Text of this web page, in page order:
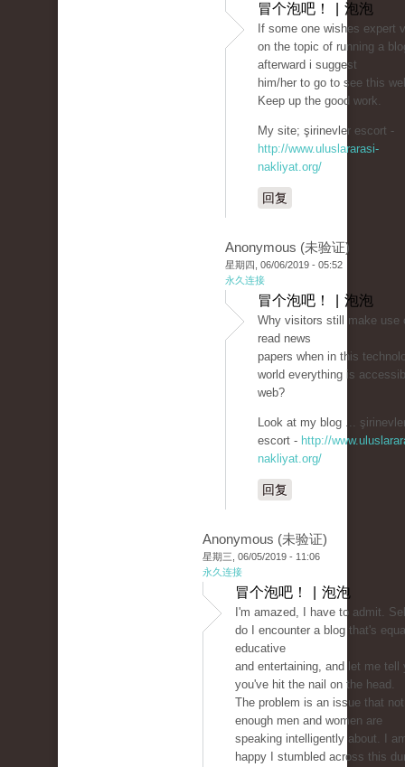
冒个泡吧！ | 泡泡
If some one wishes expert
on the topic of running a
afterward i suggest
him/her to go to see this
Keep up the good work.
My site; şirinevler escort -
http://www.uluslararasi-
nakliyat.org/
回复
Anonymous (未验证)
星期四, 06/06/2019 - 05:52
永久连接
冒个泡吧！ | 泡泡
Why visitors still make use
read news
papers when in this
world everything is
web?
Look at my blog ...
escort - http://
nakliyat.org/
回复
Anonymous (未验证)
星期三, 06/05/2019 - 11:06
永久连接
冒个泡吧！ | 泡泡
I'm amazed, I have to admit.
do I encounter a blog that's
educative
and entertaining, and let me tell
you've hit the nail on the head.
The problem is an issue that not
enough men and women are
speaking intelligently about. I
happy I stumbled across this